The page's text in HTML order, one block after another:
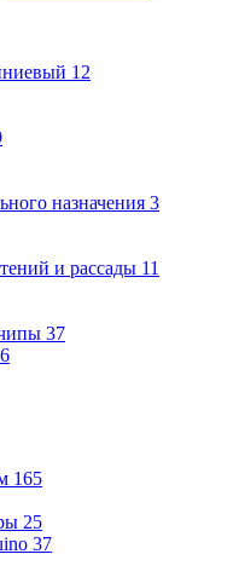
12
назначения 3
и рассады 11
37
165
25
37